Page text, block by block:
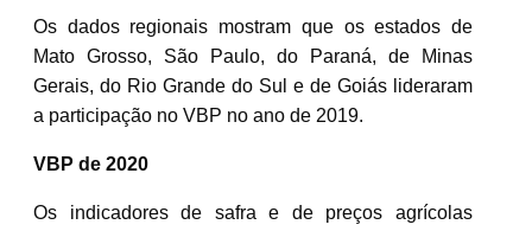
Os dados regionais mostram que os estados de
Mato Grosso, São Paulo, do Paraná, de Minas
Gerais, do Rio Grande do Sul e de Goiás lideraram
a participação no VBP no ano de 2019.
VBP de 2020
Os indicadores de safra e de preços agrícolas